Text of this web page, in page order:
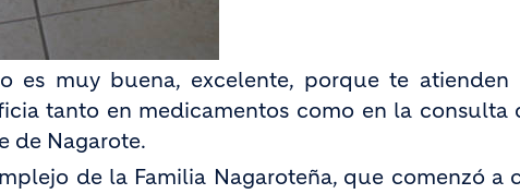
es muy buena, excelente, porque te
tanto en medicamentos como en la consulta
de Nagarote.
de la Familia Nagaroteña, que comenzó a